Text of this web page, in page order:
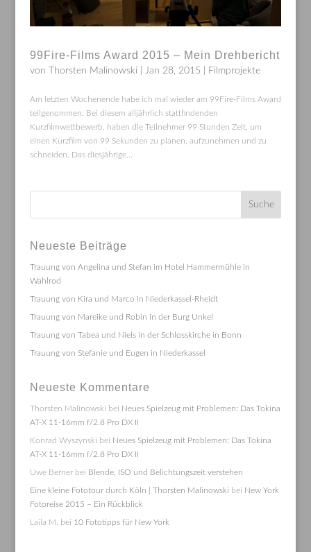
99Fire-Films Award 2015 – Mein Drehbericht
von Thorsten Malinowski Jan 28, 2015 Filmprojekte
Am letzten Wochenende habe ich mal wieder am 99Fire-Films Award
teilgenommen. Bei diesem alljährlich stattfindenden
Kurzfilmwettbewerb, haben die Teilnehmer 99 Stunden Zeit, um
einen Kurzfilm von 99 Sekunden zu planen, aufzunehmen und zu
schneiden. Das diesjährige...
Neueste Beiträge
Trauung von Angelina und Stefan im Hotel Hammermühle in
Wahlrod
Trauung von Kira und Marco in Niederkassel-Rheidt
Trauung von Mareike und Robin in der Burg Unkel
Trauung von Tabea und Niels in der Schlosskirche in Bonn
Trauung von Stefanie und Eugen in Niederkassel
Neueste Kommentare
Thorsten Malinowski bei Neues Spielzeug mit Problemen: Das Tokina
AT-X 11-16mm f/2.8 Pro DX II
Konrad Wyszynski bei Neues Spielzeug mit Problemen: Das Tokina
AT-X 11-16mm f/2.8 Pro DX II
Uwe Bernerbei Blende, ISO und Belichtungszeit verstehen
Eine kleine Fototour durch Köln | Thorsten Malinowski bei New York
Fotoreise 2015 – Ein Rückblick
Laila M. bei 10 Fototipps für New York